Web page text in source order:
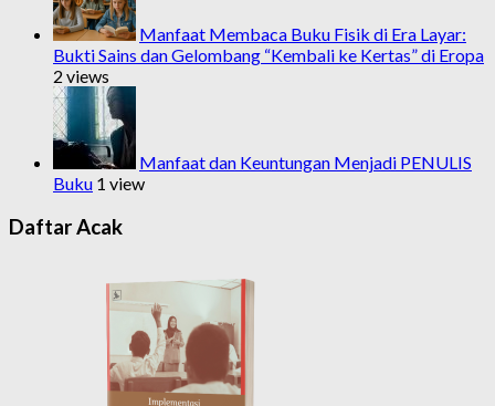
Manfaat Membaca Buku Fisik di Era Layar:
Bukti Sains dan Gelombang “Kembali ke Kertas” di Eropa
2 views
Manfaat dan Keuntungan Menjadi PENULIS
Buku 1 view
Daftar Acak